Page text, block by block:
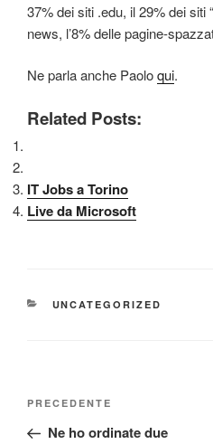
37% dei siti .edu, il 29% dei siti
news, l’8% delle pagine-
Ne parla anche Paoloqui.
Related Posts:
IT Jobs a Torino
Live da Microsoft
CATEGORIE
UNCATEGORIZED
Navigazione
Articolo
precedente:
PRECEDENTE
Ne ho ordinate due